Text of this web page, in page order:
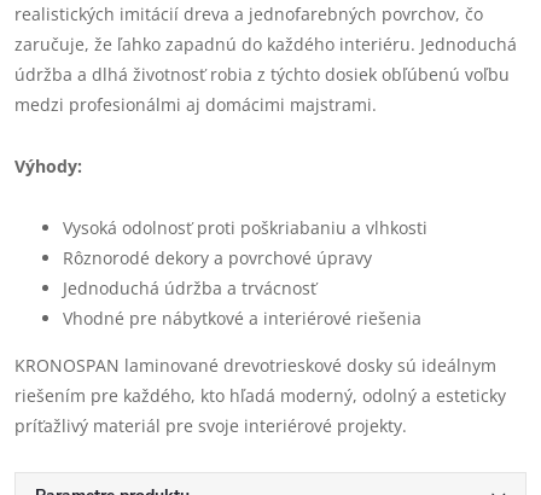
realistických imitácií dreva a jednofarebných povrchov, čo
zaručuje, že ľahko zapadnú do každého interiéru. Jednoduchá
údržba a dlhá životnosť robia z týchto dosiek obľúbenú voľbu
medzi profesionálmi aj domácimi majstrami.
Výhody:
Vysoká odolnosť proti poškriabaniu a vlhkosti
Rôznorodé dekory a povrchové úpravy
Jednoduchá údržba a trvácnosť
Vhodné pre nábytkové a interiérové riešenia
KRONOSPAN laminované drevotrieskové dosky sú ideálnym
riešením pre každého, kto hľadá moderný, odolný a esteticky
príťažlivý materiál pre svoje interiérové projekty.